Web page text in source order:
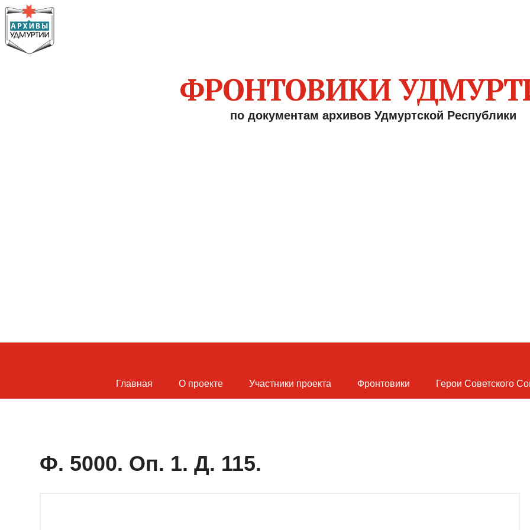
ФРОНТОВИКИ
по документам архивов Удмуртской Республики
Главная О проекте Участники проекта Фронтовики Герои Советского
Ф. 5000. Оп. 1. Д. 115.